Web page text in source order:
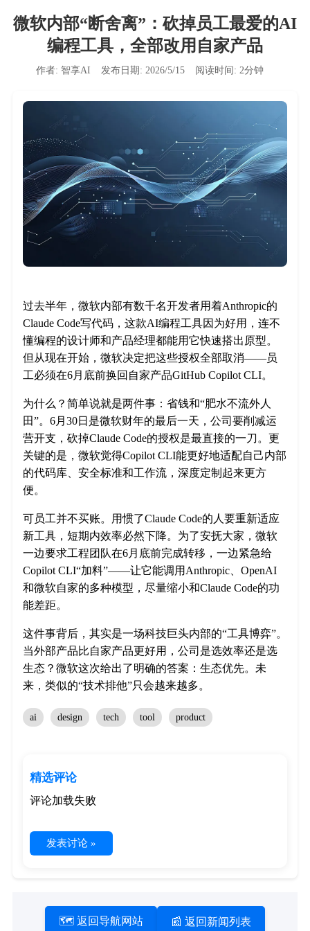
微软内部“断舍离”：砍掉员工最爱的AI
编程工具，全部改用自家产品
作者: 智享AI 发布日期: 2026/5/15 阅读时间: 2分钟
过去半年，微软内部有数千名开发者用着Anthropic的
Claude Code写代码，这款AI编程工具因为好用，连不
懂编程的设计师和产品经理都能用它快速搭出原型。
但从现在开始，微软决定把这些授权全部取消——员
工必须在6月底前换回自家产品GitHub Copilot CLI。
为什么？简单说就是两件事：省钱和“肥水不流外人
田”。6月30日是微软财年的最后一天，公司要削减运
营开支，砍掉Claude Code的授权是最直接的一刀。更
关键的是，微软觉得Copilot CLI能更好地适配自己内部
的代码库、安全标准和工作流，深度定制起来更方
便。
可员工并不买账。用惯了Claude Code的人要重新适应
新工具，短期内效率必然下降。为了安抚大家，微软
一边要求工程团队在6月底前完成转移，一边紧急给
Copilot CLI“加料”——让它能调用Anthropic、OpenAI
和微软自家的多种模型，尽量缩小和Claude Code的功
能差距。
这件事背后，其实是一场科技巨头内部的“工具博弈”。
当外部产品比自家产品更好用，公司是选效率还是选
生态？微软这次给出了明确的答案：生态优先。未
来，类似的“技术排他”只会越来越多。
ai design tech tool product
精选评论
评论加载失败
发表讨论 »
🗺️ 返回导航网站 📰 返回新闻列表